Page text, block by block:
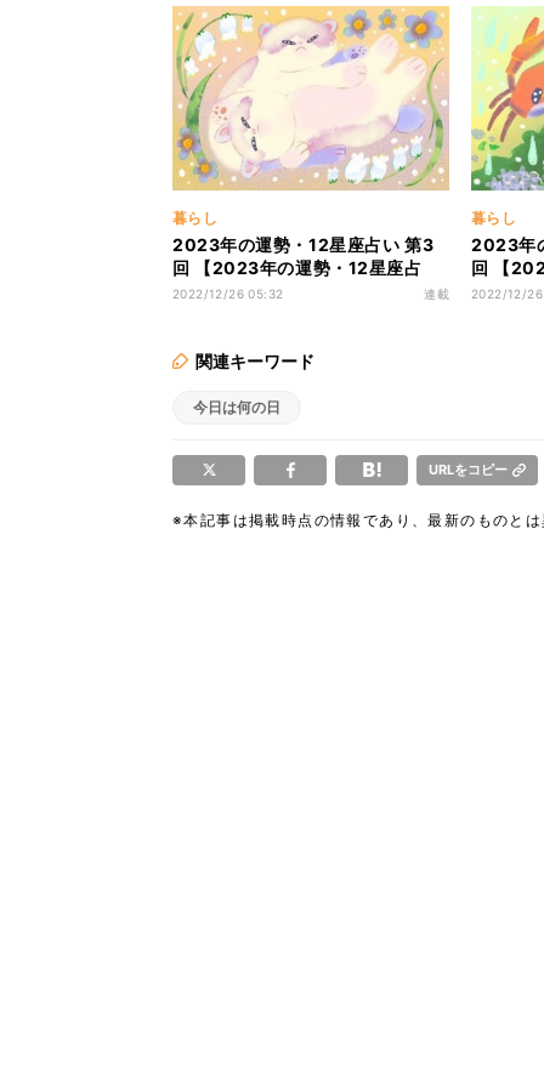
運・仕事運)
金運・
暮らし
2023年の運勢・12星座占い 第3
回 【2023年の運勢・12星座占
い】ふたご座(双子): 5月21日～6
2022/12/26 05:32 連載
暮らし
2023年
回 【
い】か
2022/12/
関連キーワード
今日は何の日
URLをコピー
※本記事は掲載時点の情報であり、最新のものと